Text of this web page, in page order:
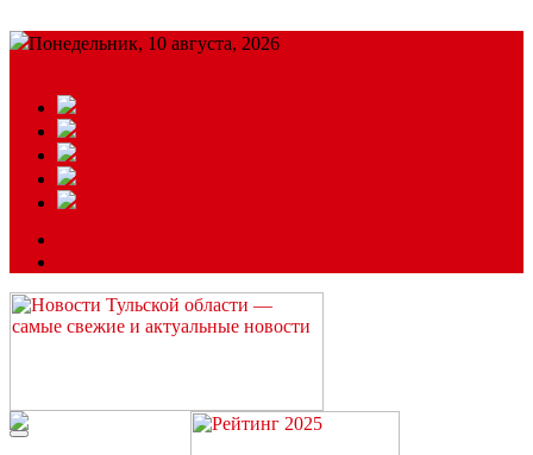
Понедельник, 10 августа, 2026
Читайте последние новости дня в Тульской области на сайте
“ЗаНовомосковск”